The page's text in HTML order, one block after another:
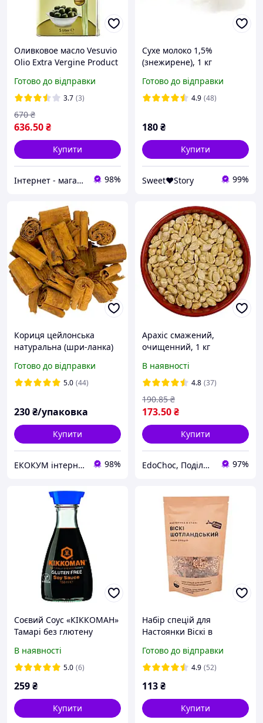
Оливковое масло Vesuvio
Olio Extra Vergine Product
Готово до відправки
3.7 (3)
636.50₴
670 ₴
Купити
Інтернет - магазин " Chaikoff " 98%
Сухе молоко 1,5%
(знежирене), 1 кг
Готово до відправки
4.9 (48)
180₴
Купити
Sweet❤Story 99%
Кориця цейлонська
натуральна (шри-ланка)
100 г
Готово до відправки
5.0 (44)
230₴/упаковка
Купити
ЕКОКУМ інтернет магазин 98%
Арахіс смажений,
очищенний, 1 кг
В наявності
4.8 (37)
173.50₴
190.85 ₴
Купити
EdoСhoc, Поділись Любов'ю! 97%
Соєвий Соус «КІККОМАН»
Тамарі без глютену
В наявності
5.0 (6)
259₴
Купити
Набір спецій для
Настоянки Віскі в
Готово до відправки
4.9 (52)
113₴
Купити